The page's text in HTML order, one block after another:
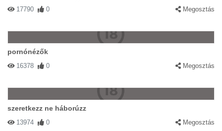
17790 0 Megosztás
pornónézők
16378 0 Megosztás
szeretkezz ne háborúzz
13974 0 Megosztás